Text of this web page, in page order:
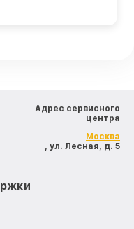
Адрес сервисного
центра
Москва
, ул. Лесная, д. 5